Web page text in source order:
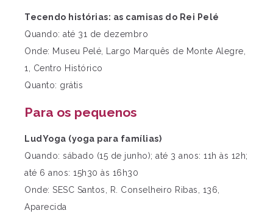
Tecendo histórias: as camisas do Rei Pelé
Quando: até 31 de dezembro
Onde: Museu Pelé, Largo Marquês de Monte Alegre,
1, Centro Histórico
Quanto: grátis
Para os pequenos
LudYoga (yoga para famílias)
Quando: sábado (15 de junho); até 3 anos: 11h às 12h;
até 6 anos: 15h30 às 16h30
Onde: SESC Santos, R. Conselheiro Ribas, 136,
Aparecida